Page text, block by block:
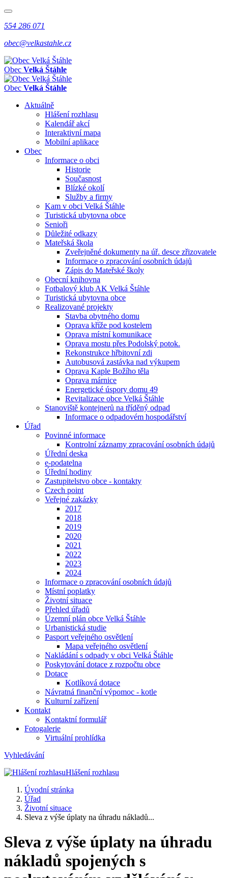
554 286 071
obec@velkastahle.cz
Obec Velká Štáhle
Obec Velká Štáhle
Aktuálně
Hlášení rozhlasu
Kalendář akcí
Interaktivní mapa
Mobilní aplikace
Obec
Informace o obci
Historie
Současnost
Blízké okolí
Služby a firmy
Kam v obci Velká Štáhle
Turistická ubytovna obce
Senioři
Důležité odkazy
Mateřská škola
Zveřejněné dokumenty na úř. desce zřizovatele
Informace o zpracování osobních údajů
Zápis do Mateřské školy
Obecní knihovna
Fotbalový klub AK Velká Štáhle
Turistická ubytovna obce
Realizované projekty
Stavba obytného domu
Oprava kříže pod kostelem
Oprava místní komunikace
Oprava mostu přes Podolský potok.
Rekonstrukce hřbitovní zdi
Autobusová zastávka nad výkupem
Oprava Kaple Božího těla
Oprava márnice
Energetické úspory domu 49
Revitalizace obce Velká Štáhle
Stanoviště kontejnerů na tříděný odpad
Informace o odpadovém hospodářství
Úřad
Povinné informace
Kontrolní záznamy zpracování osobních údajů
Úřední deska
e-podatelna
Úřední hodiny
Zastupitelstvo obce - kontakty
Czech point
Veřejné zakázky
2017
2018
2019
2020
2021
2022
2023
2024
Informace o zpracování osobních údajů
Místní poplatky
Životní situace
Přehled úřadů
Územní plán obce Velká Štáhle
Urbanistická studie
Pasport veřejného osvětlení
Mapa veřejného osvětlení
Nakládání s odpady v obci Velká Štáhle
Poskytování dotace z rozpočtu obce
Dotace
Kotlíková dotace
Návratná finanční výpomoc - kotle
Kulturní zařízení
Kontakt
Kontaktní formulář
Fotogalerie
Virtuální prohlídka
Vyhledávání
Hlášení rozhlasu
Úvodní stránka
Úřad
Životní situace
Sleva z výše úplaty na úhradu nákladů...
Sleva z výše úplaty na úhradu
nákladů spojených s